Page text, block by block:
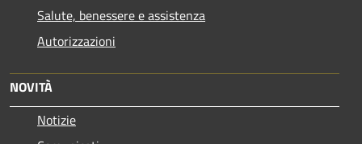
Salute, benessere e assistenza
Autorizzazioni
NOVITÀ
Notizie